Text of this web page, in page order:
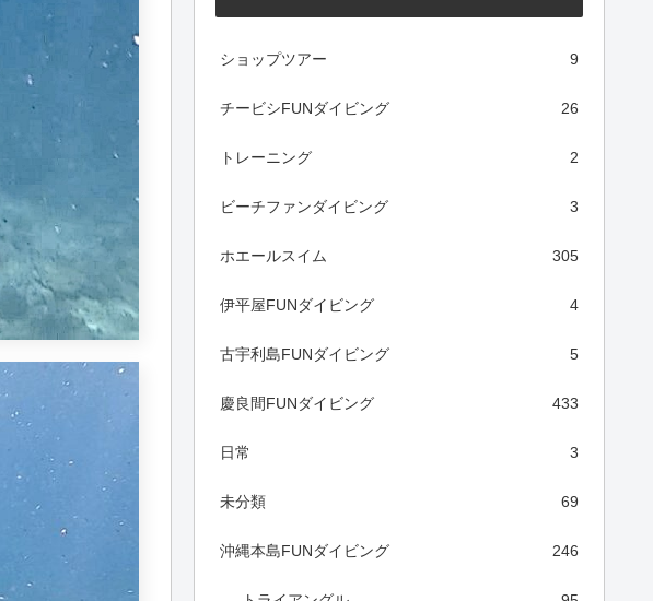
ショップツアー 9
チービシFUNダイビング 26
トレーニング 2
ビーチファンダイビング 3
ホエールスイム 305
伊平屋FUNダイビング 4
古宇利島FUNダイビング 5
慶良間FUNダイビング 433
日常 3
未分類 69
沖縄本島FUNダイビング 246